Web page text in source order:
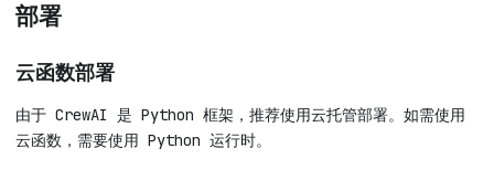
部署
云函数部署
由于 CrewAI 是 Python 框架，推荐使用云托管部署。如需使用
云函数，需要使用 Python 运行时。